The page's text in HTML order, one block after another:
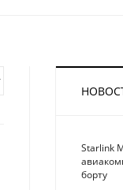
Starlink
борту